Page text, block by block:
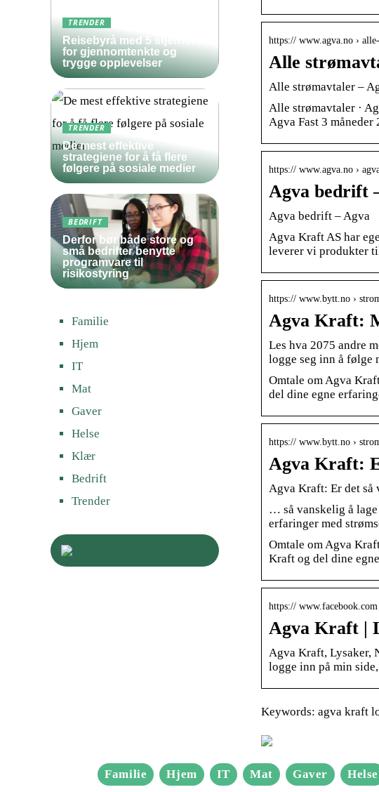
https:// www.agva.no ›
Alle
Alle strømavtaler –
Alle strømavtaler ·
Agva Fast 3 måneder
https:// www.agva.no ›
Agva bedrift
Agva bedrift – Agva
Agva Kraft AS har
leverer vi produkter
https:// www.bytt.no ›
Agva Kraft:
Les hva 2075 andre
logge seg inn å
Omtale om Agva
del dine egne
https:// www.bytt.no ›
Agva Kraft:
Agva Kraft: Er det så
… så vanskelig å
erfaringer med
Omtale om Agva
Kraft og del dine
https://
Agva Kraft |
Agva Kraft, Lysaker,
logge inn på min
Keywords: agva kraft
TRENDER
Reisebyrå med 5 stjerner
for gjennomtenkte og
trygge opplevelser
TRENDER
De mest effektive
strategiene for å få flere
følgere på sosiale medier
BEDRIFT
Derfor bør både store og
små bedrifter benytte
programvare til
risikostyring
Familie
Hjem
IT
Mat
Gaver
Helse
Klær
Bedrift
Trender
Familie Hjem IT Mat Gaver Helse